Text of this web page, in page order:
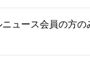
ュース会員の方の